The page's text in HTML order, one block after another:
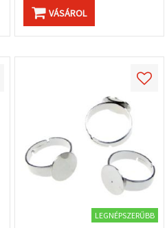
VÁSÁROL
LEGNÉPSZERŰBB